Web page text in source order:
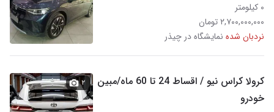
۰ کیلومتر
۲,۷۰۰,۰۰۰,۰۰۰ تومان
نردبان شده نمایشگاه در چیذر
کرولا کراس نیو / اقساط 24 تا 60 ماه/مبین
خودرو
۲